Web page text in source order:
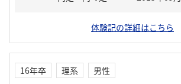
体験記の詳細はこちら
16年卒 理系
男性